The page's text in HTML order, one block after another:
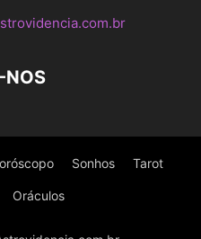
NOS
Sonhos Tarot
Oráculos